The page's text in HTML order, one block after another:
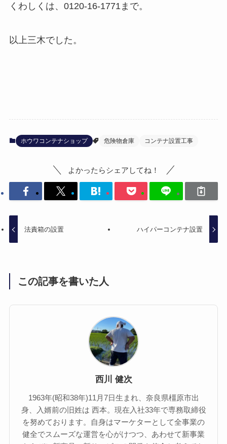
くわしくは、0120-16-1771まで。
以上三木でした。
ホウワコンテナショップ 危険物倉庫 コンテナ設置工事
よかったらシェアしてね！
法責箱の設置 ハイパーコンテナ設置
この記事を書いた人
西川 健次
1963年(昭和38年)11月7日生まれ、奈良県橿原市出
身、入婿前の旧姓は 西本。現在入社33年で専務取締役
を努めております。自身はマーケターとして全事業の
健全でスムーズな運営を心がけつつ、あわせて新事業